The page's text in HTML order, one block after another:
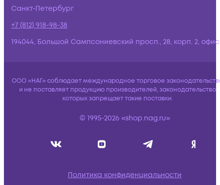
Санкт-Петербург
+7 (812) 918-98-38
194044, Большой Сампсониевский просп., 28, корп. 2,
ООО «НАГ» соблюдает международное торговое
и не поставляет продукцию производителей, законодательство
которых запрещает такие поставки.
© 1995-2026 «shop.nag.ru»
Политика конфиденциальности